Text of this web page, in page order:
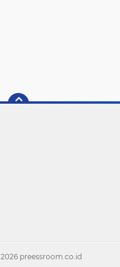
2026 preessroom.co.id